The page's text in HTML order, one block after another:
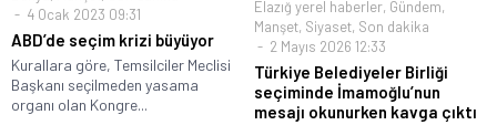
4 Ocak 2023 09:31
ABD’de seçim krizi büyüyor
Kurallara göre, Temsilciler Meclisi
Başkanı seçilmeden yasama
organı olan Kongre...
Elazığ yerel haberler, Gündem,
Manşet, Siyaset, Son dakika
2 Mayıs 2026 12:33
Türkiye Belediyeler Birliği
seçiminde İmamoğlu’nun
mesajı okunurken kavga çıktı